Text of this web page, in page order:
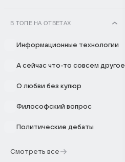
В ТОПЕ НА ОТВЕТАХ
Информационные технологии
А сейчас что-то совсем другое
О любви без купюр
Философский вопрос
Политические дебаты
Смотреть все